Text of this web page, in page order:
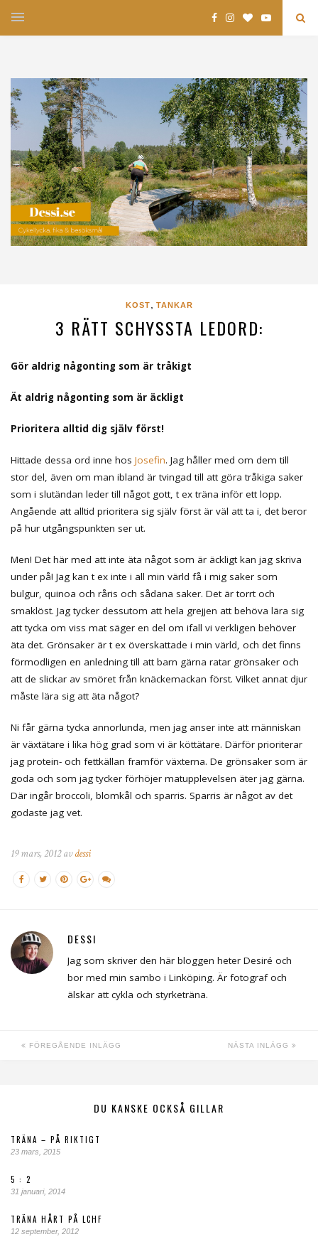
KOST, TANKAR
3 RÄTT SCHYSSTA LEDORD:
Gör aldrig någonting som är tråkigt
Ät aldrig någonting som är äckligt
Prioritera alltid dig själv först!
Hittade dessa ord inne hos Josefin. Jag håller med om dem till
stor del, även om man ibland är tvingad till att göra tråkiga saker
som i slutändan leder till något gott, t ex träna inför ett lopp.
Angående att alltid prioritera sig själv först är väl att ta i, det beror
på hur utgångspunkten ser ut.
Men! Det här med att inte äta något som är äckligt kan jag skriva
under på! Jag kan t ex inte i all min värld få i mig saker som
bulgur, quinoa och råris och sådana saker. Det är torrt och
smaklöst. Jag tycker dessutom att hela grejjen att behöva lära sig
att tycka om viss mat säger en del om ifall vi verkligen behöver
äta det. Grönsaker är t ex överskattade i min värld, och det finns
förmodligen en anledning till att barn gärna ratar grönsaker och
att de slickar av smöret från knäckemackan först. Vilket annat djur
måste lära sig att äta något?
Ni får gärna tycka annorlunda, men jag anser inte att människan
är växtätare i lika hög grad som vi är köttätare. Därför prioriterar
jag protein- och fettkällan framför växterna. De grönsaker som är
goda och som jag tycker förhöjer matupplevelsen äter jag gärna.
Där ingår broccoli, blomkål och sparris. Sparris är något av det
godaste jag vet.
19 mars, 2012 avdessi
DESSI
Jag som skriver den här bloggen heter Desiré och
bor med min sambo i Linköping. Är fotograf och
älskar att cykla och styrketräna.
FÖREGÅENDE INLÄGG NÄSTA INLÄGG
DU KANSKE OCKSÅ GILLAR
TRÄNA – PÅ RIKTIGT
23 mars, 2015
5 : 2
31 januari, 2014
TRÄNA HÅRT PÅ LCHF
12 september, 2012